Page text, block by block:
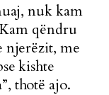
nuk kam
qëndru
njerëzit, me
kishte
thotë ajo.